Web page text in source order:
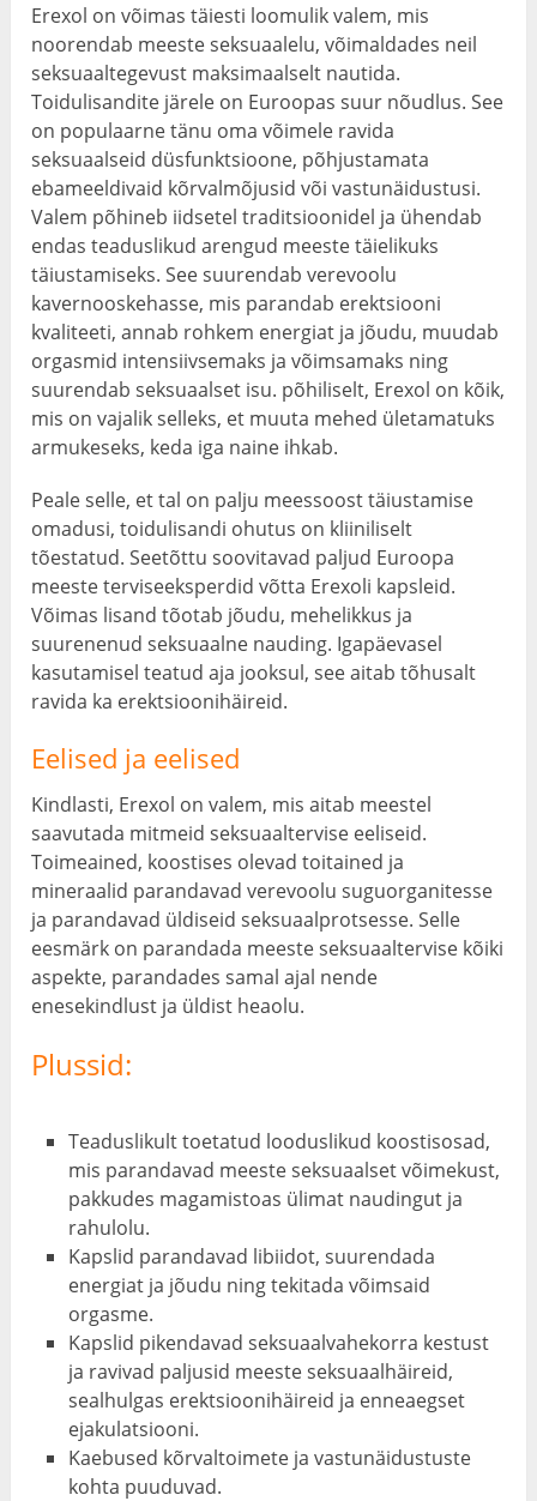
Erexol on võimas täiesti loomulik valem, mis
noorendab meeste seksuaalelu, võimaldades neil
seksuaaltegevust maksimaalselt nautida.
Toidulisandite järele on Euroopas suur nõudlus. See
on populaarne tänu oma võimele ravida
seksuaalseid düsfunktsioone, põhjustamata
ebameeldivaid kõrvalmõjusid või vastunäidustusi.
Valem põhineb iidsetel traditsioonidel ja ühendab
endas teaduslikud arengud meeste täielikuks
täiustamiseks. See suurendab verevoolu
kavernooskehasse, mis parandab erektsiooni
kvaliteeti, annab rohkem energiat ja jõudu, muudab
orgasmid intensiivsemaks ja võimsamaks ning
suurendab seksuaalset isu. põhiliselt, Erexol on kõik,
mis on vajalik selleks, et muuta mehed ületamatuks
armukeseks, keda iga naine ihkab.
Peale selle, et tal on palju meessoost täiustamise
omadusi, toidulisandi ohutus on kliiniliselt
tõestatud. Seetõttu soovitavad paljud Euroopa
meeste terviseeksperdid võtta Erexoli kapsleid.
Võimas lisand tõotab jõudu, mehelikkus ja
suurenenud seksuaalne nauding. Igapäevasel
kasutamisel teatud aja jooksul, see aitab tõhusalt
ravida ka erektsioonihäireid.
Eelised ja eelised
Kindlasti, Erexol on valem, mis aitab meestel
saavutada mitmeid seksuaaltervise eeliseid.
Toimeained, koostises olevad toitained ja
mineraalid parandavad verevoolu suguorganitesse
ja parandavad üldiseid seksuaalprotsesse. Selle
eesmärk on parandada meeste seksuaaltervise kõiki
aspekte, parandades samal ajal nende
enesekindlust ja üldist heaolu.
Plussid:
Teaduslikult toetatud looduslikud koostisosad,
mis parandavad meeste seksuaalset võimekust,
pakkudes magamistoas ülimat naudingut ja
rahulolu.
Kapslid parandavad libiidot, suurendada
energiat ja jõudu ning tekitada võimsaid
orgasme.
Kapslid pikendavad seksuaalvahekorra kestust
ja ravivad paljusid meeste seksuaalhäireid,
sealhulgas erektsioonihäireid ja enneaegset
ejakulatsiooni.
Kaebused kõrvaltoimete ja vastunäidustuste
kohta puuduvad.